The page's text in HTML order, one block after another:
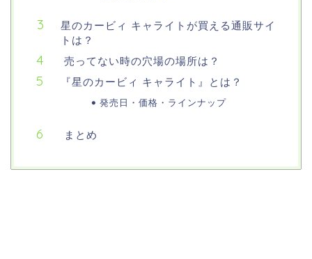
星のカービィ キャライトが買える通販サイ
トは？
売ってない時の穴場の場所は？
『星のカービィ キャライト』とは？
発売日・価格・ラインナップ
まとめ